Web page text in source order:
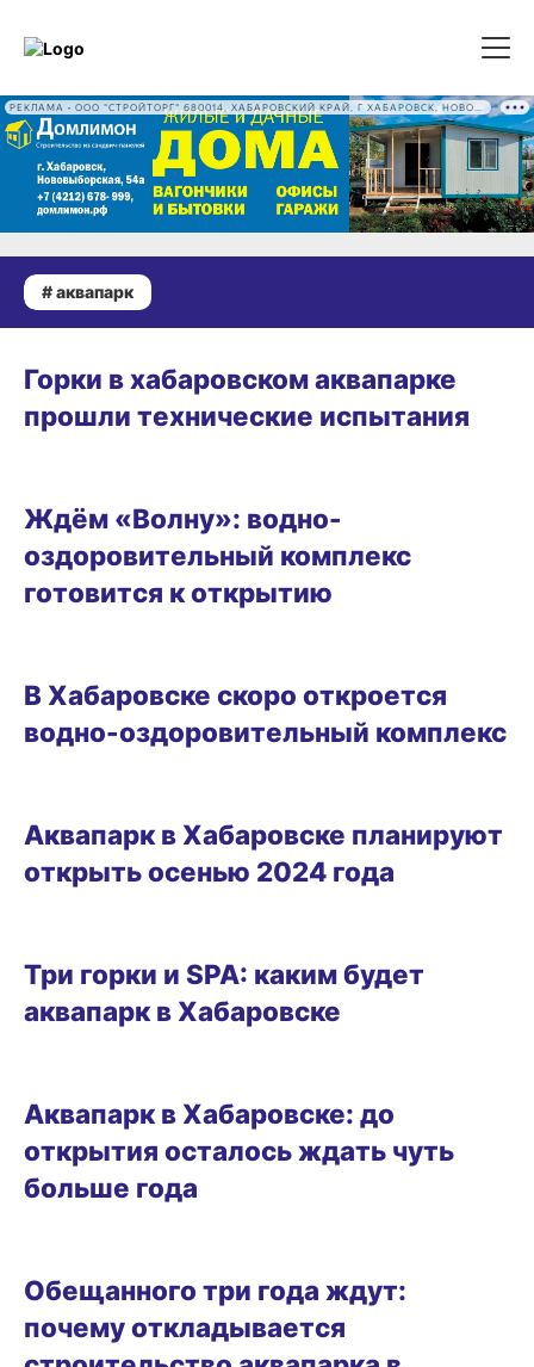
# аквапарк
Горки в хабаровском аквапарке
прошли технические испытания
Ждём «Волну»: водно-
оздоровительный комплекс
готовится к открытию
В Хабаровске скоро откроется
водно-оздоровительный комплекс
Аквапарк в Хабаровске планируют
открыть осенью 2024 года
Три горки и SPA: каким будет
аквапарк в Хабаровске
Аквапарк в Хабаровске: до
открытия осталось ждать чуть
больше года
Обещанного три года ждут:
почему откладывается